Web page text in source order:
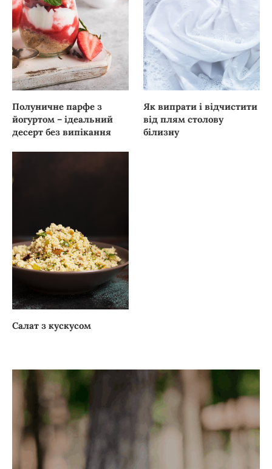
Полуничне парфе з
йогуртом – ідеальний
десерт без випікання
Як випрати і відчистити
від плям столову
білизну
Салат з кускусом